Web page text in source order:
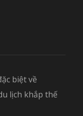
biệt về
lịch khắp thế